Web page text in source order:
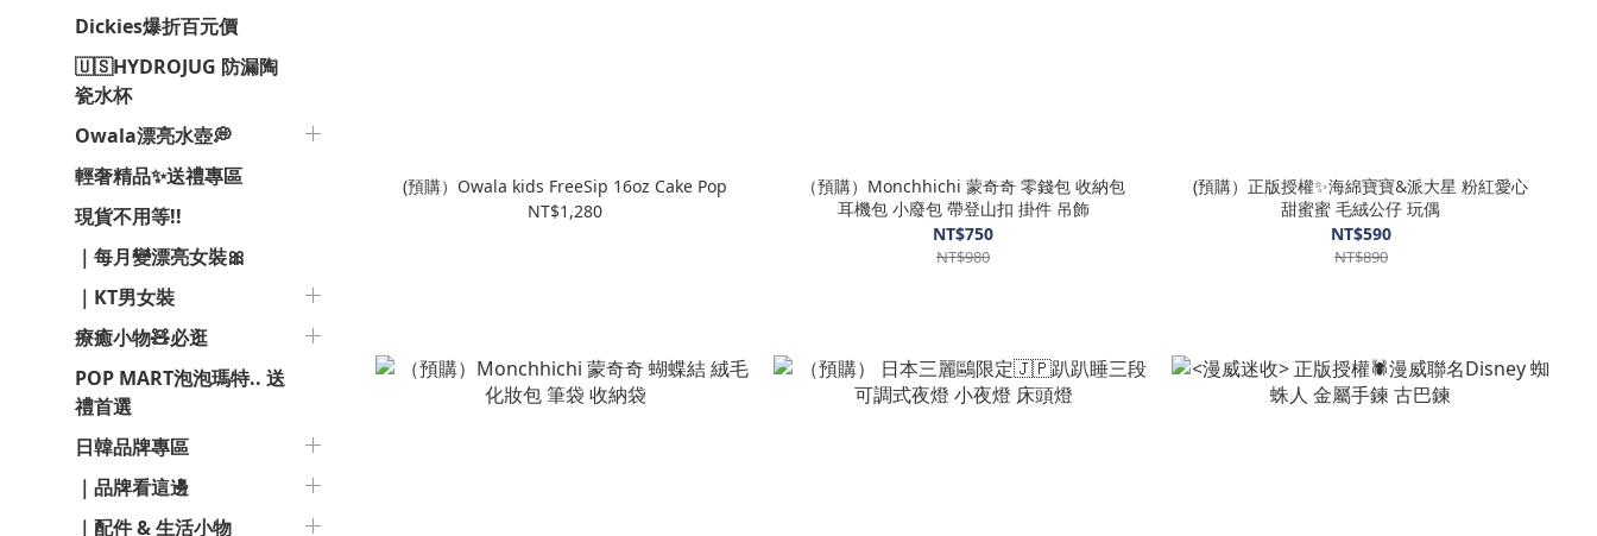
Dickies爆折百元價
🇺🇸HYDROJUG 防漏陶
瓷水杯
Owala漂亮水壺💭
輕奢精品✨送禮專區
現貨不用等!!
｜每月變漂亮女裝🎀
｜KT男女裝
療癒小物🧸必逛
POP MART泡泡瑪特.. 送
禮首選
日韓品牌專區
｜品牌看這邊
｜配件 & 生活小物
(預購）Owala kids FreeSip 16oz Cake Pop
NT$1,280
（預購）Monchhichi 蒙奇奇 零錢包 收納包
耳機包 小廢包 帶登山扣 掛件 吊飾
NT$750
NT$980
(預購）正版授權✨海綿寶寶&派大星 粉紅愛心
甜蜜蜜 毛絨公仔 玩偶
NT$590
NT$890